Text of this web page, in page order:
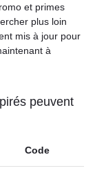
et primes
plus loin
mis à jour pour
à
peuvent
Code